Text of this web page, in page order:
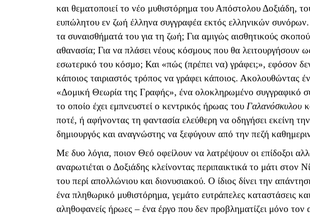
και θεματοποιεί το νέο μυθιστόρημα του Απόστολου Δοξιάδη,
ευπώλητου εν ζωή έλληνα συγγραφέα εκτός ελληνικών συνόρων.
τα συναισθήματά του για τη ζωή; Για αμιγώς αισθητικούς
αθανασία; Για να πλάσει νέους κόσμους που θα λειτουργήσουν
εσωτερικό του κόσμο; Και «πώς (πρέπει να) γράφει;», εφόσον
κάποιος ταιριαστός τρόπος να γράφει κάποιος. Ακολουθώντας
«Δομική Θεωρία της Γραφής», ένα ολοκληρωμένο συγγραφικό
το οποίο έχει εμπνευστεί ο κεντρικός ήρωας του Γαλανόσκυλου
ποτέ, ή αφήνοντας τη φαντασία ελεύθερη να οδηγήσει εκείνη
δημιουργός και αναγνώστης να ξεφύγουν από την πεζή
Με δυο λόγια, ποιον Θεό οφείλουν να λατρέψουν οι επίδοξοι
αναρωτιέται ο Δοξιάδης κλείνοντας περιπαικτικά το μάτι στον
του περί απολλώνιου και διονυσιακού. Ο ίδιος δίνει την
ένα πληθωρικό μυθιστόρημα, γεμάτο ευτράπελες καταστάσεις
αληθοφανείς ήρωες – ένα έργο που δεν προβληματίζει μόνο τον